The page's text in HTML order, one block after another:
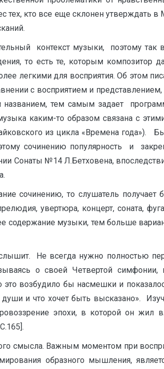
кто все еще склонен утверждать в
контекст музыки, поэтому так
то есть те, которым композитор
легкими для восприятия. Об этом
с восприятием и
тем самым задает
каким-то образом связана с
из цикла «Времена года»).
сочинению популярность и
Сонаты №14 Л.Бетховена,
то слушатель получает
увертюра, концерт, соната,
содержание музыки, тем больше
Не всегда нужно полностью
о своей Четвертой симфонии,
возбудило бы насмешки и
и что хочет быть высказано».
эпохи, в которой он жил
смысла. Важным моментом при
образного мышления,